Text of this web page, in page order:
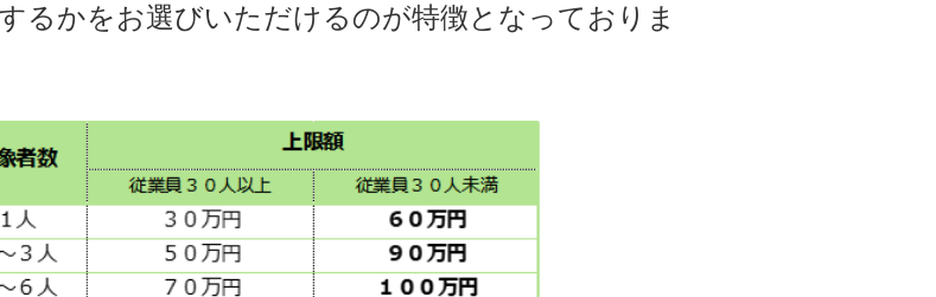
るかをお選びいただけるのが特徴となっておりま